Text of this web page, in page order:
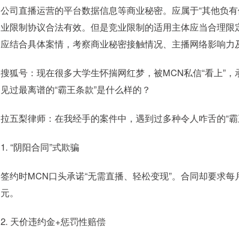
公司直播运营的平台数据信息等商业秘密。应属于“其他负
业限制协议合法有效。但是竞业限制的适用主体应当合理
应结合具体案情，考察商业秘密接触情况、主播网络影响力
搜狐号：现在很多大学生怀揣网红梦，被MCN私信“看上”
见过最离谱的“霸王条款”是什么样的？
拉五梨律师：在我经手的案件中，遇到过多种令人咋舌的“
1. “阴阳合同”式欺骗
签约时MCN口头承诺“无需直播、轻松变现”。合同却要求
元。
2. 天价违约金+惩罚性赔偿